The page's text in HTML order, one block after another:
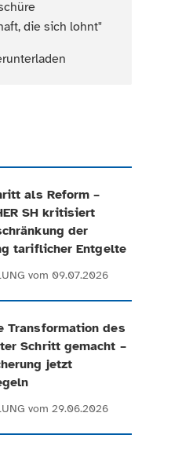
die sich lohnt"
als Reform –
SH kritisiert
der
tariflicher Entgelte
vom 09.07.2026
Transformation des
Schritt gemacht –
jetzt
vom 29.06.2026